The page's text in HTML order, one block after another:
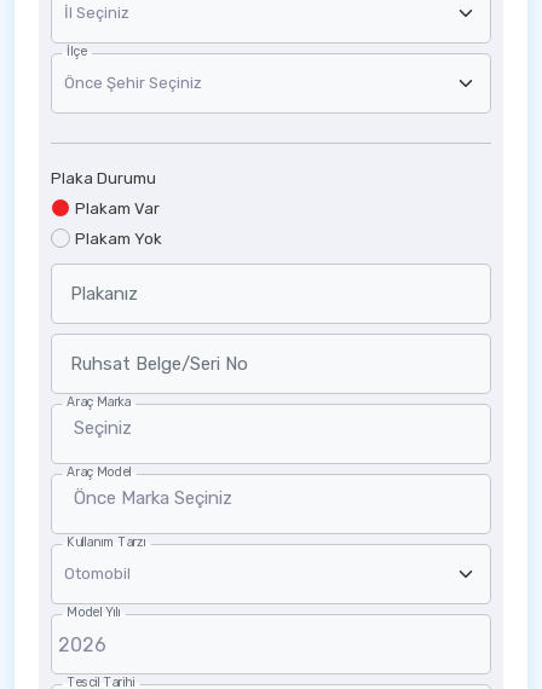
İlçe
Plaka Durumu
Plakam Var
Plakam Yok
Plakanız
Ruhsat Belge/Seri No
Seçiniz
Araç Marka
Önce Marka Seçiniz
Araç Model
Kullanım Tarzı
Model Yılı
Tescil Tarihi